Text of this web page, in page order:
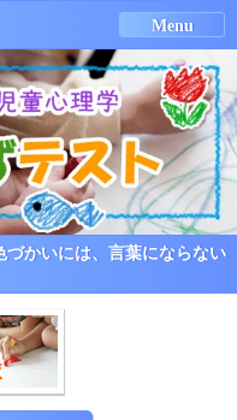
Menu
かいには、言葉にならない